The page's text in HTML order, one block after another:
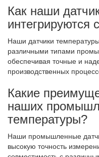
Как наши
интегрируются
Наши датчики
различными типами
обеспечивая точные и
производственных
Какие
наших
температуры?
Наши промышленные
высокую точность